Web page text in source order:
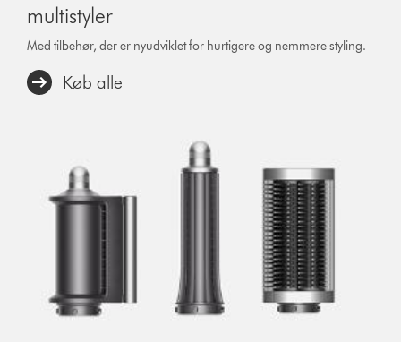
multistyler
Med tilbehør, der er nyudviklet for hurtigere og nemmere styling.
Køb alle